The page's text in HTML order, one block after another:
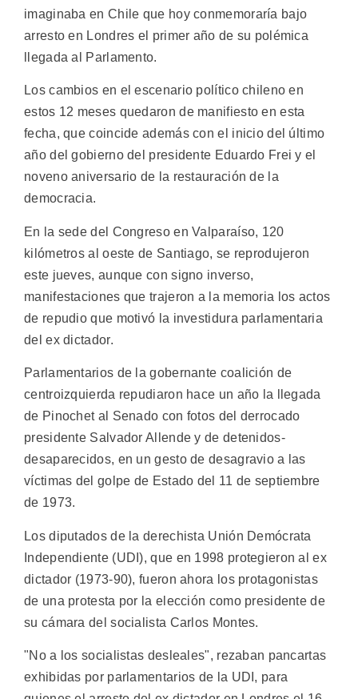
imaginaba en Chile que hoy conmemoraría bajo
arresto en Londres el primer año de su polémica
llegada al Parlamento.
Los cambios en el escenario político chileno en
estos 12 meses quedaron de manifiesto en esta
fecha, que coincide además con el inicio del último
año del gobierno del presidente Eduardo Frei y el
noveno aniversario de la restauración de la
democracia.
En la sede del Congreso en Valparaíso, 120
kilómetros al oeste de Santiago, se reprodujeron
este jueves, aunque con signo inverso,
manifestaciones que trajeron a la memoria los actos
de repudio que motivó la investidura parlamentaria
del ex dictador.
Parlamentarios de la gobernante coalición de
centroizquierda repudiaron hace un año la llegada
de Pinochet al Senado con fotos del derrocado
presidente Salvador Allende y de detenidos-
desaparecidos, en un gesto de desagravio a las
víctimas del golpe de Estado del 11 de septiembre
de 1973.
Los diputados de la derechista Unión Demócrata
Independiente (UDI), que en 1998 protegieron al ex
dictador (1973-90), fueron ahora los protagonistas
de una protesta por la elección como presidente de
su cámara del socialista Carlos Montes.
"No a los socialistas desleales", rezaban pancartas
exhibidas por parlamentarios de la UDI, para